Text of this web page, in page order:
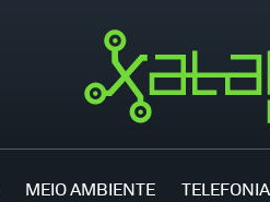
MEIO AMBIENTE TELEFONIA